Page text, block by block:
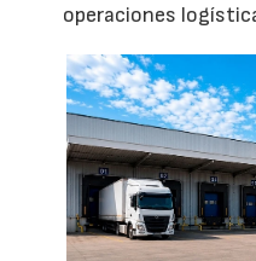
operaciones